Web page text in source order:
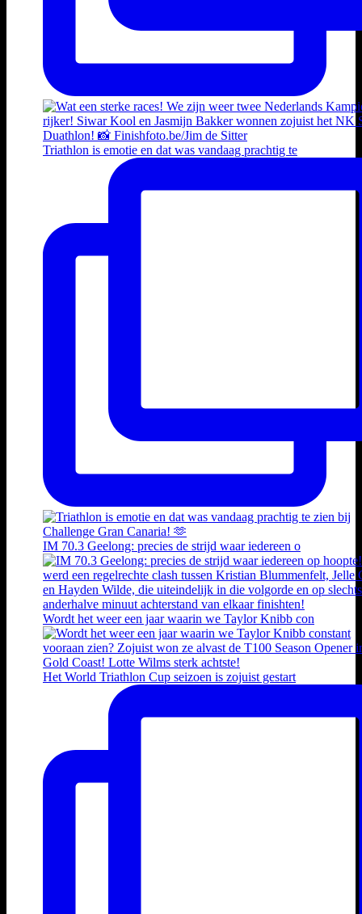
Triathlon is emotie en dat was vandaag prachtig te
IM 70.3 Geelong: precies de strijd waar iedereen o
Wordt het weer een jaar waarin we Taylor Knibb con
Het World Triathlon Cup seizoen is zojuist gestart